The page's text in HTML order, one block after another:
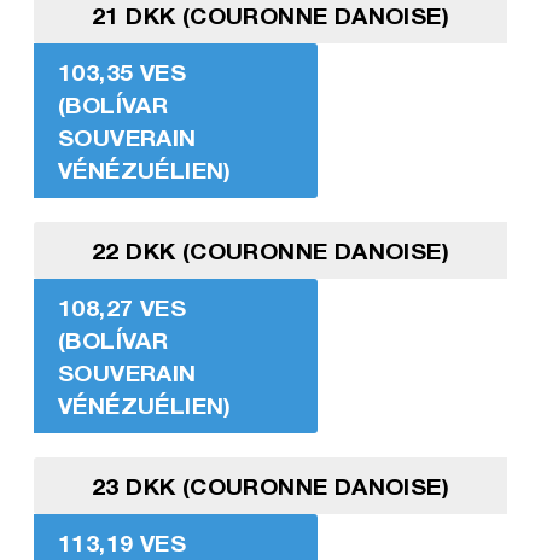
21 DKK (COURONNE DANOISE)
103,35 VES
(BOLÍVAR
SOUVERAIN
VÉNÉZUÉLIEN)
22 DKK (COURONNE DANOISE)
108,27 VES
(BOLÍVAR
SOUVERAIN
VÉNÉZUÉLIEN)
23 DKK (COURONNE DANOISE)
113,19 VES